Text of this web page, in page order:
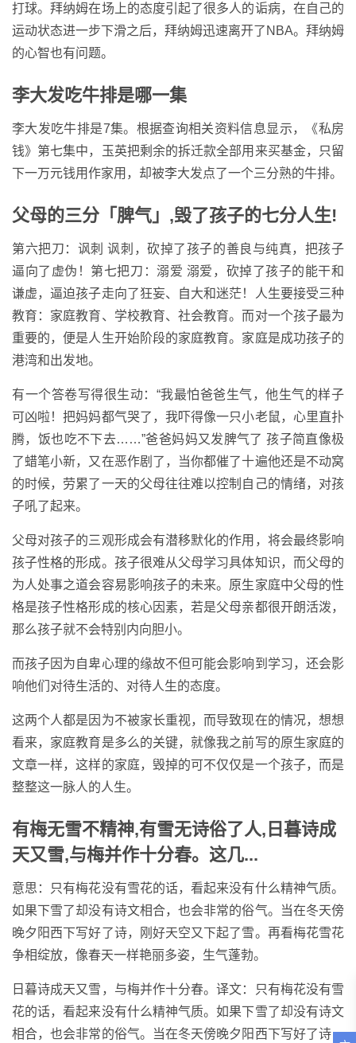
打球。拜纳姆在场上的态度引起了很多人的诟病，在自己的
运动状态进一步下滑之后，拜纳姆迅速离开了NBA。拜纳姆
的心智也有问题。
李大发吃牛排是哪一集
李大发吃牛排是7集。根据查询相关资料信息显示，《私房
钱》第七集中，玉英把剩余的拆迁款全部用来买基金，只留
下一万元钱用作家用，却被李大发点了一个三分熟的牛排。
父母的三分「脾气」,毁了孩子的七分人生!
第六把刀：讽刺 讽刺，砍掉了孩子的善良与纯真，把孩子
逼向了虚伪！第七把刀：溺爱 溺爱，砍掉了孩子的能干和
谦虚，逼迫孩子走向了狂妄、自大和迷茫！人生要接受三种
教育：家庭教育、学校教育、社会教育。而对一个孩子最为
重要的，便是人生开始阶段的家庭教育。家庭是成功孩子的
港湾和出发地。
有一个答卷写得很生动：“我最怕爸爸生气，他生气的样子
可凶啦！把妈妈都气哭了，我吓得像一只小老鼠，心里直扑
腾，饭也吃不下去……”爸爸妈妈又发脾气了 孩子简直像极
了蜡笔小新，又在恶作剧了，当你都催了十遍他还是不动窝
的时候，劳累了一天的父母往往难以控制自己的情绪，对孩
子吼了起来。
父母对孩子的三观形成会有潜移默化的作用，将会最终影响
孩子性格的形成。孩子很难从父母学习具体知识，而父母的
为人处事之道会容易影响孩子的未来。原生家庭中父母的性
格是孩子性格形成的核心因素，若是父母亲都很开朗活泼，
那么孩子就不会特别内向胆小。
而孩子因为自卑心理的缘故不但可能会影响到学习，还会影
响他们对待生活的、对待人生的态度。
这两个人都是因为不被家长重视，而导致现在的情况，想想
看来，家庭教育是多么的关键，就像我之前写的原生家庭的
文章一样，这样的家庭，毁掉的可不仅仅是一个孩子，而是
整整这一脉人的人生。
有梅无雪不精神,有雪无诗俗了人,日暮诗成
天又雪,与梅并作十分春。这几...
意思：只有梅花没有雪花的话，看起来没有什么精神气质。
如果下雪了却没有诗文相合，也会非常的俗气。当在冬天傍
晚夕阳西下写好了诗，刚好天空又下起了雪。再看梅花雪花
争相绽放，像春天一样艳丽多姿，生气蓬勃。
日暮诗成天又雪，与梅并作十分春。译文：只有梅花没有雪
花的话，看起来没有什么精神气质。如果下雪了却没有诗文
相合，也会非常的俗气。当在冬天傍晚夕阳西下写好了诗，